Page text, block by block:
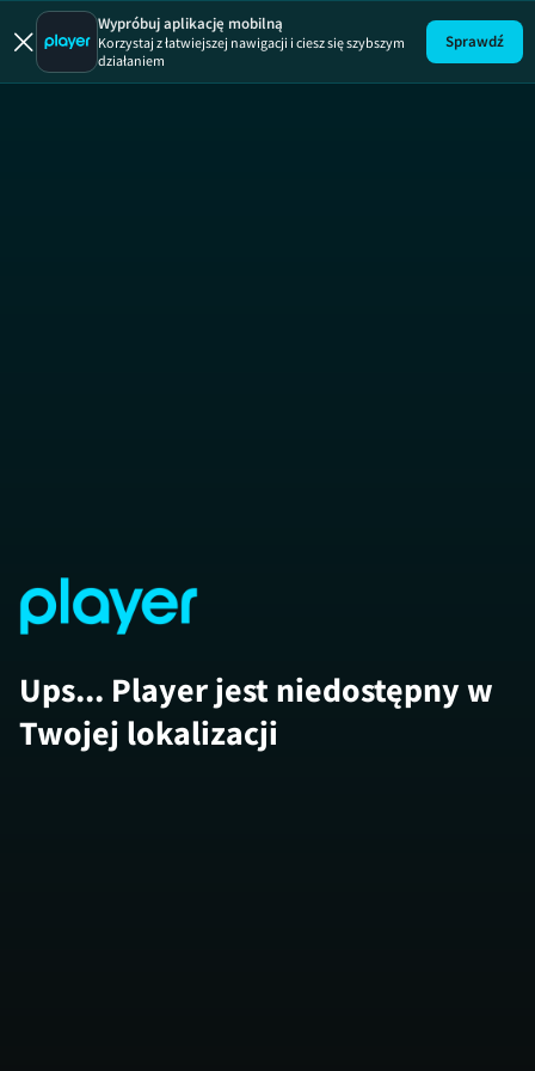
Wypróbuj aplikację mobilną
Korzystaj z łatwiejszej nawigacji i ciesz się szybszym
działaniem
Sprawdź
Ups... Player jest niedostępny w
Twojej lokalizacji